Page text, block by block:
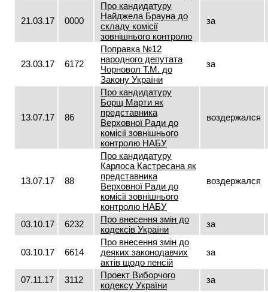
21.03.17 0000
Про кандидатуру
Найджела Брауна до
складу комісії
зовнішнього контролю
за
23.03.17 6172
Поправка №12
народного депутата
Чорновол Т.М. до
Закону України
за
13.07.17 86
Про кандидатуру
Борщ Марти як
представника
Верховної Ради до
комісії зовнішнього
контролю НАБУ
воздержался
13.07.17 88
Про кандидатуру
Карлоса Кастресана як
представника
Верховної Ради до
комісії зовнішнього
контролю НАБУ
воздержался
03.10.17 6232
Про внесення змін до
кодексів України
за
03.10.17 6614
Про внесення змін до
деяких законодавчих
актів щодо пенсій
за
07.11.17 3112
Проект Виборчого
кодексу України
за